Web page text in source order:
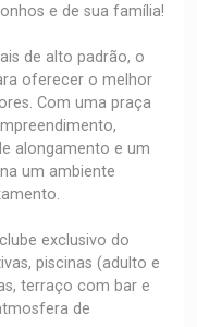
e de sua família!
de alto padrão, o
oferecer o melhor
Com uma praça
alongamento e um
um ambiente
exclusivo do
piscinas (adulto e
terraço com bar e
de